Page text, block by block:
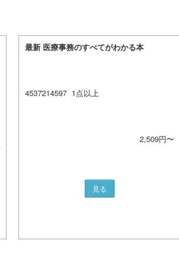
最新 医療事務のすべてがわかる本
4537214597 1点以上
2,509円〜
見る